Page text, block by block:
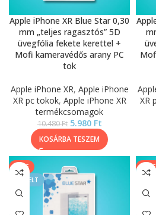
Apple iPhone XR Blue Star 0,30
mm „teljes ragasztós” 5D
üvegfólia fekete kerettel +
Mofi kameravédős arany PC
tok
Apple iPhone XR, Apple iPhone
XR pc tokok, Apple iPhone XR
termékcsomagok
10.480Ft 5.980 Ft
KOSÁRBA TESZEM
XR
SALE
KIEMELT
SALE